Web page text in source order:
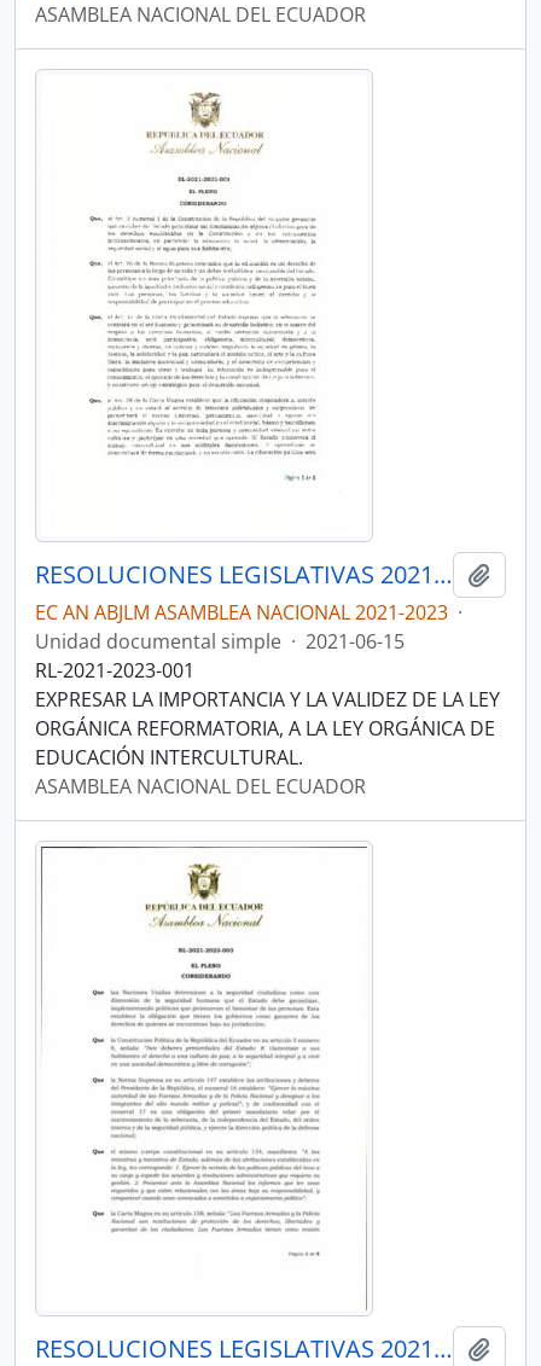
ASAMBLEA NACIONAL DEL ECUADOR
RESOLUCIONES LEGISLATIVAS 2021-2023
EC AN ABJLM ASAMBLEA NACIONAL 2021-2023 ·
Unidad documental simple · 2021-06-15
RL-2021-2023-001
EXPRESAR LA IMPORTANCIA Y LA VALIDEZ DE LA LEY
ORGÁNICA REFORMATORIA, A LA LEY ORGÁNICA DE
EDUCACIÓN INTERCULTURAL.
ASAMBLEA NACIONAL DEL ECUADOR
RESOLUCIONES LEGISLATIVAS 2021-2023